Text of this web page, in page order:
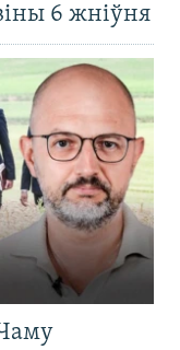
6 жніўня